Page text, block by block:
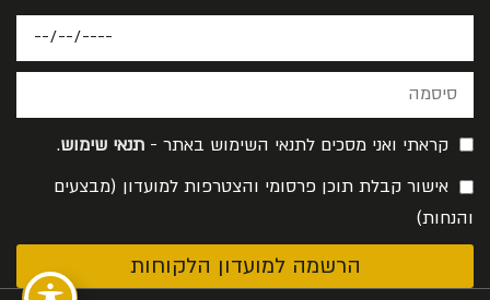
קראתי ואני מסכים לתנאי השימוש באתר - תנאי שימוש.
אישור קבלת תוכן פרסומי והצטרפות למועדון (מבצעים
והנחות)
הרשמה למועדון הלקוחות